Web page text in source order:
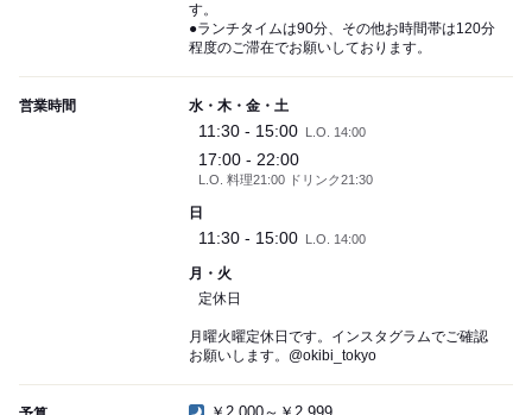
す。
●ランチタイムは90分、その他お時間帯は120分
程度のご滞在でお願いしております。
営業時間 水・木・金・土
11:30 - 15:00 L.O. 14:00
17:00 - 22:00
L.O. 料理21:00 ドリンク21:30
日
11:30 - 15:00 L.O. 14:00
月・火
定休日
月曜火曜定休日です。インスタグラムでご確認
お願いします。@okibi_tokyo